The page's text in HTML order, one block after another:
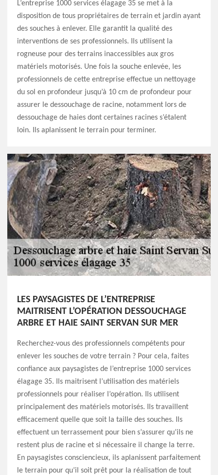
L’entreprise 1000 services élagage 35 se met à la
disposition de tous propriétaires de terrain et jardin ayant
des souches à enlever. Elle garantit la qualité des
interventions de ses professionnels. Ils utilisent la
rogneuse pour des terrains inaccessibles aux gros
matériels motorisés. Une fois la souche enlevée, les
professionnels de cette entreprise effectue un nettoyage
du sol en profondeur jusqu’à 10 cm de profondeur pour
assurer le dessouchage de racine, notamment lors de
dessouchage de haies dont certaines racines s’étalent
loin. Ils aplanissent le terrain pour terminer.
LES PAYSAGISTES DE L’ENTREPRISE
MAITRISENT L’OPÉRATION DESSOUCHAGE
ARBRE ET HAIE SAINT SERVAN SUR MER
Recherchez-vous des professionnels compétents pour
enlever les souches de votre terrain ? Pour cela, faites
confiance aux paysagistes de l’entreprise 1000 services
élagage 35. Ils maitrisent l’utilisation des matériels
professionnels pour réaliser l’opération. Ils utilisent
principalement des matériels motorisés. Ils travaillent
efficacement quelle que soit la taille des souches. Ils
effectuent un terrassement pour bien s’assurer qu’ils ne
restent plus de racine et si nécessaire il change la terre.
En paysagistes consciencieux, ils aplanissent parfaitement
le terrain pour qu’il soit prêt pour la réalisation de tout